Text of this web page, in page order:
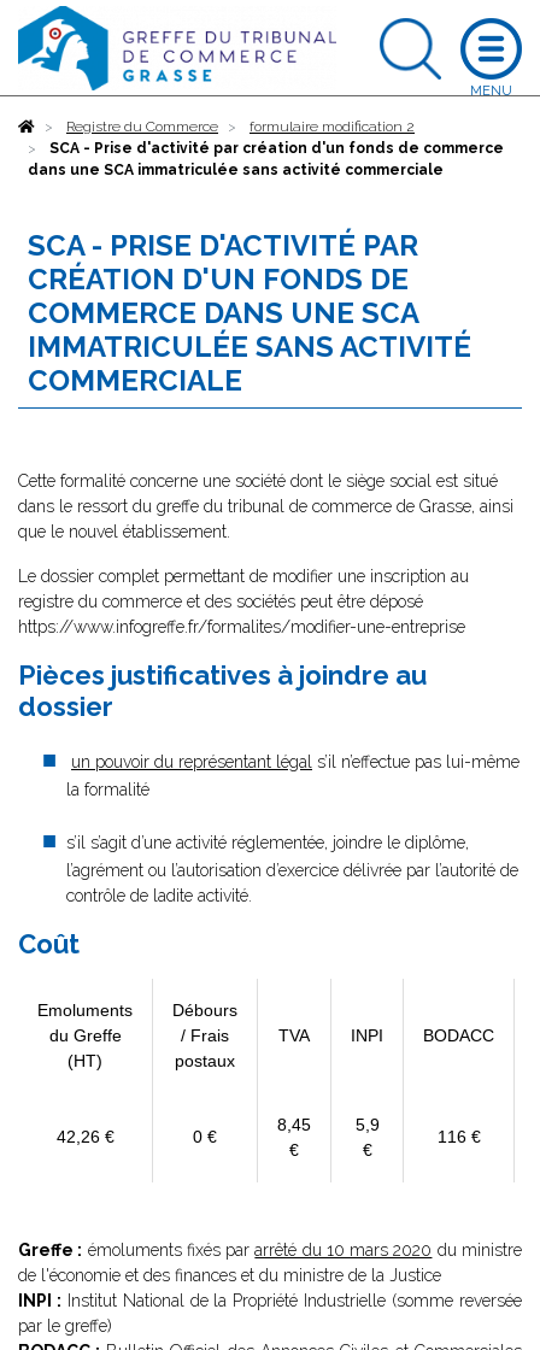
AccueilRegistre du Commerce
formulaire modification 2
SCA - Prise d'activité par création d'un fonds de commerce
dans une SCA immatriculée sans activité commerciale
SCA - PRISE D'ACTIVITÉ PAR
CRÉATION D'UN FONDS DE
COMMERCE DANS UNE SCA
IMMATRICULÉE SANS ACTIVITÉ
COMMERCIALE
Cette formalité concerne une société dont le siège social est situé
dans le ressort du greffe du tribunal de commerce de Grasse, ainsi
que le nouvel établissement.
Le dossier complet permettant de modifier une inscription au
registre du commerce et des sociétés peut être déposé
https://www.infogreffe.fr/formalites/modifier-une-entreprise
Pièces justificatives à joindre au
dossier
un pouvoir du représentant légal s’il n’effectue pas lui-même
la formalité
s’il s’agit d’une activité réglementée, joindre le diplôme,
l’agrément ou l’autorisation d’exercice délivrée par l’autorité de
contrôle de ladite activité.
Coût
Emoluments
du Greffe
(HT)
Débours
/ Frais
postaux
TVA INPI BODACC
42,26 € 0 €
8,45
€
5,9
€
116 €
Greffe : émoluments fixés pararrêté du 10 mars 2020 du ministre
de l'économie et des finances et du ministre de la Justice
INPI : Institut National de la Propriété Industrielle (somme reversée
par le greffe)